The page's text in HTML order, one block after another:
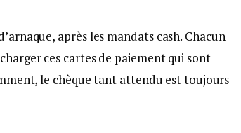
après les mandats cash. Chacun
ces cartes de paiement qui sont
le chèque tant attendu est toujours